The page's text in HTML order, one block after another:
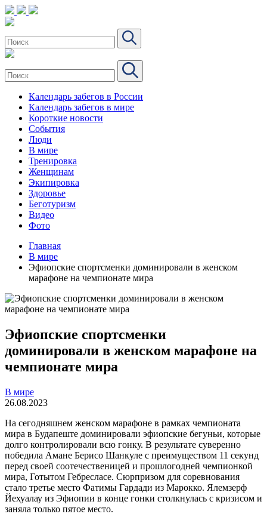
Календарь забегов в России
Календарь забегов в мире
Короткие новости
События
Люди
В мире
Тренировка
Женщинам
Экипировка
Здоровье
Беготуризм
Видео
Фото
Главная
В мире
Эфиопские спортсменки доминировали в женском
марафоне на чемпионате мира
Эфиопские спортсменки
доминировали в женском марафоне на
чемпионате мира
В мире
26.08.2023
На сегодняшнем женском марафоне в рамках чемпионата
мира в Будапеште доминировали эфиопские бегуньи, которые
долго контролировали всю гонку. В результате суверенно
победила Амане Берисо Шанкуле с преимуществом 11 секунд
перед своей соотечественицей и прошлогодней чемпионкой
мира, Готытом Гебресласе. Сюрпризом для соревнования
стало третье место Фатимы Гардади из Марокко. Ялемзерф
Йехуалау из Эфиопии в конце гонки столкнулась с кризисом и
заняла только пятое место.